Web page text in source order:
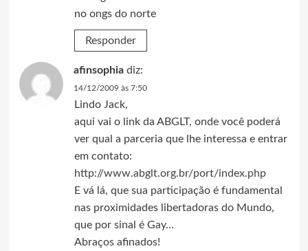
no ongs do norte
Responder
afinsophia diz:
14/12/2009 às 7:50
Lindo Jack,
aqui vai o link da ABGLT, onde você poderá
ver qual a parceria que lhe interessa e entrar
em contato:
http://www.abglt.org.br/port/index.php
E vá lá, que sua participação é fundamental
nas proximidades libertadoras do Mundo,
que por sinal é Gay…
Abraços afinados!